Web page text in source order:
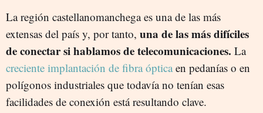
La región castellanomanchega es una de las más
extensas del país y, por tanto, una de las más difíciles
de conectar si hablamos de telecomunicaciones. La
creciente implantación de fibra óptica en pedanías o en
polígonos industriales que todavía no tenían esas
facilidades de conexión está resultando clave.